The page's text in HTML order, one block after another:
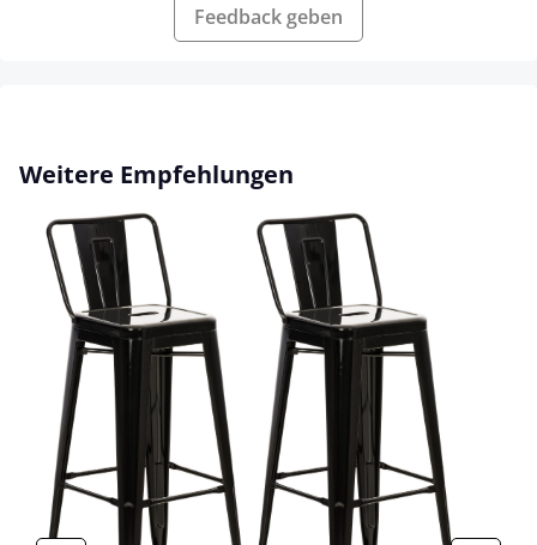
Feedback geben
Produktgalerie überspringen
Weitere Empfehlungen